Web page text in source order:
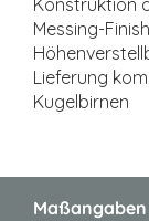
Konstruktion
Messing-Finish
Lieferung
Kugelbirnen
Maßangaben